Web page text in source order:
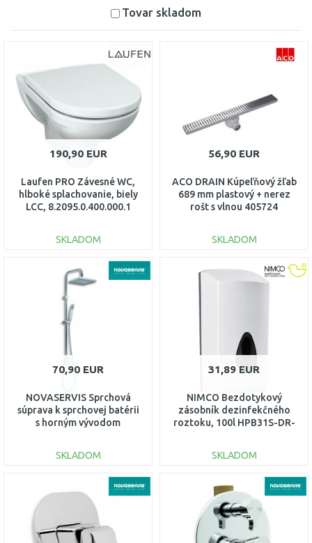
Tovar skladom
190,90 EUR
Laufen PRO Závesné WC,
hlboké splachovanie, biely
LCC, 8.2095.0.400.000.1
SKLADOM
DO KOŠÍKA
Porovnať
56,90 EUR
ACO DRAIN Kúpeľňový žľab
689 mm plastový + nerez
rošt s vlnou 405724
SKLADOM
DO KOŠÍKA
70,90 EUR
NOVASERVIS Sprchová
súprava k sprchovej batérii
s horným vývodom
SKLADOM
Porovnať
31,89 EUR
NIMCO Bezdotykový
zásobník dezinfekčného
roztoku, 100l HPB31S-DR-
SKLADOM
DO KOŠÍKA
Porovnať